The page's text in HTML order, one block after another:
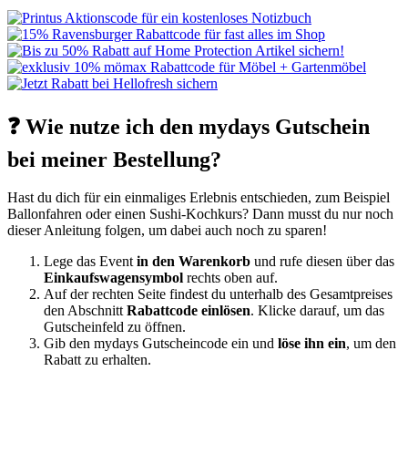
❓ Wie nutze ich den mydays Gutschein
bei meiner Bestellung?
Hast du dich für ein einmaliges Erlebnis entschieden, zum Beispiel
Ballonfahren oder einen Sushi-Kochkurs? Dann musst du nur noch
dieser Anleitung folgen, um dabei auch noch zu sparen!
Lege das Eventin den Warenkorb und rufe diesen über das
Einkaufswagensymbol rechts oben auf.
Auf der rechten Seite findest du unterhalb des Gesamtpreises
den AbschnittRabattcode einlösen. Klicke darauf, um das
Gutscheinfeld zu öffnen.
Gib den mydays Gutscheincode ein und löse ihn ein, um den
Rabatt zu erhalten.